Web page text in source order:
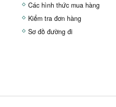
Các hình thức mua hàng
Kiểm tra đơn hàng
Sơ đồ đường đi